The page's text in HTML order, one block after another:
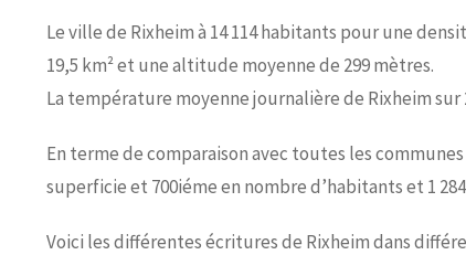
Le ville de Rixheim à 14 114 habitants pour une
19,5 km² et une altitude moyenne de 299 mètres.
La température moyenne journalière de Rixheim sur
En terme de comparaison avec toutes les
superficie et 700iéme en nombre d’habitants et 1
Voici les différentes écritures de Rixheim dans